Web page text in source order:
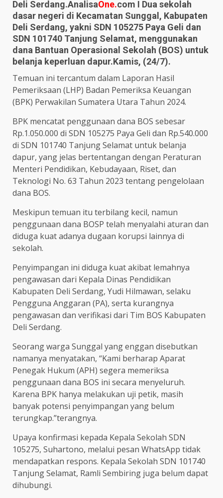
Deli Serdang.AnalisaOne.com I Dua sekolah
dasar negeri di Kecamatan Sunggal, Kabupaten
Deli Serdang, yakni SDN 105275 Paya Geli dan
SDN 101740 Tanjung Selamat, menggunakan
dana Bantuan Operasional Sekolah (BOS) untuk
belanja keperluan dapur.Kamis, (24/7).
Temuan ini tercantum dalam Laporan Hasil
Pemeriksaan (LHP) Badan Pemeriksa Keuangan
(BPK) Perwakilan Sumatera Utara Tahun 2024.
BPK mencatat penggunaan dana BOS sebesar
Rp.1.050.000 di SDN 105275 Paya Geli dan Rp.540.000
di SDN 101740 Tanjung Selamat untuk belanja
dapur, yang jelas bertentangan dengan Peraturan
Menteri Pendidikan, Kebudayaan, Riset, dan
Teknologi No. 63 Tahun 2023 tentang pengelolaan
dana BOS.
Meskipun temuan itu terbilang kecil, namun
penggunaan dana BOSP telah menyalahi aturan dan
diduga kuat adanya dugaan korupsi lainnya di
sekolah.
Penyimpangan ini diduga kuat akibat lemahnya
pengawasan dari Kepala Dinas Pendidikan
Kabupaten Deli Serdang, Yudi Hilmawan, selaku
Pengguna Anggaran (PA), serta kurangnya
pengawasan dan verifikasi dari Tim BOS Kabupaten
Deli Serdang.
Seorang warga Sunggal yang enggan disebutkan
namanya menyatakan, “Kami berharap Aparat
Penegak Hukum (APH) segera memeriksa
penggunaan dana BOS ini secara menyeluruh.
Karena BPK hanya melakukan uji petik, masih
banyak potensi penyimpangan yang belum
terungkap.”terangnya.
Upaya konfirmasi kepada Kepala Sekolah SDN
105275, Suhartono, melalui pesan WhatsApp tidak
mendapatkan respons. Kepala Sekolah SDN 101740
Tanjung Selamat, Ramli Sembiring juga belum dapat
dihubungi.